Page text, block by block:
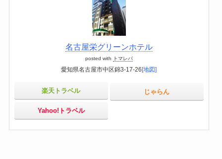
名古屋栄グリーンホテル
posted with トマレバ
愛知県名古屋市中区錦3-17-26 [地図]
楽天トラベル じゃらん
Yahoo!トラベル